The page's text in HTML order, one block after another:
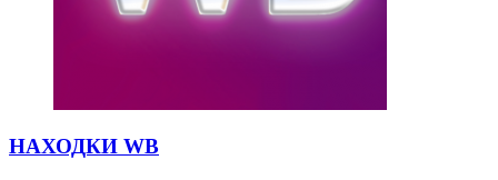
НАХОДКИ WB